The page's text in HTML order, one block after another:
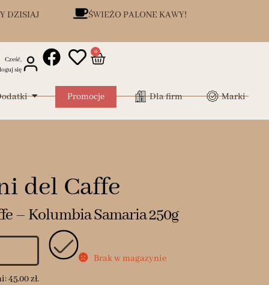
DZISIAJ ŚWIEŻO PALONE KAWY!
Cześć,
się
0
Promocje Dla firm Marki
del Caffe
– Kolumbia Samaria 250g
45.00zł.
Brak w magazynie